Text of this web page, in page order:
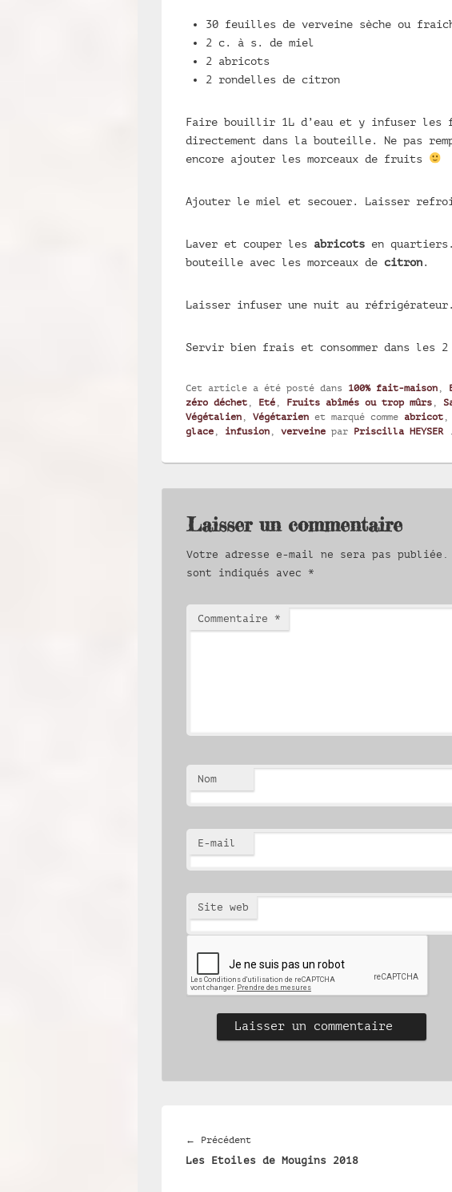
30 feuilles de verveine sèche ou
2 c. à s. de miel
2 abricots
2 rondelles de citron
Faire bouillir 1L d’eau et y infuser les
directement dans la bouteille. Ne pas
encore ajouter les morceaux de fruits
Ajouter le miel et secouer. Laisser
Laver et couper les abricots en
bouteille avec les morceaux de citron.
Laisser infuser une nuit au réfrigérateur.
Servir bien frais et consommer dans les
Cet article a été posté dans 100% fait-maison ,
zéro déchet , Eté , Fruits abîmés ou trop mûrs ,
Végétalien , Végétarien et marqué comme abricot ,
glace , infusion , verveine par Priscilla HEYSER.
Laisser un commentaire
Votre adresse e-mail ne sera pas publiée.
sont indiqués avec *
Commentaire *
Nom
E-mail
Site web
l’article
← PrécédentArticle
précédent :
Les Etoiles de Mougins 2018